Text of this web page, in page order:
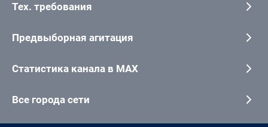
Тех. требования
Предвыборная агитация
Статистика канала в MAX
Все города сети